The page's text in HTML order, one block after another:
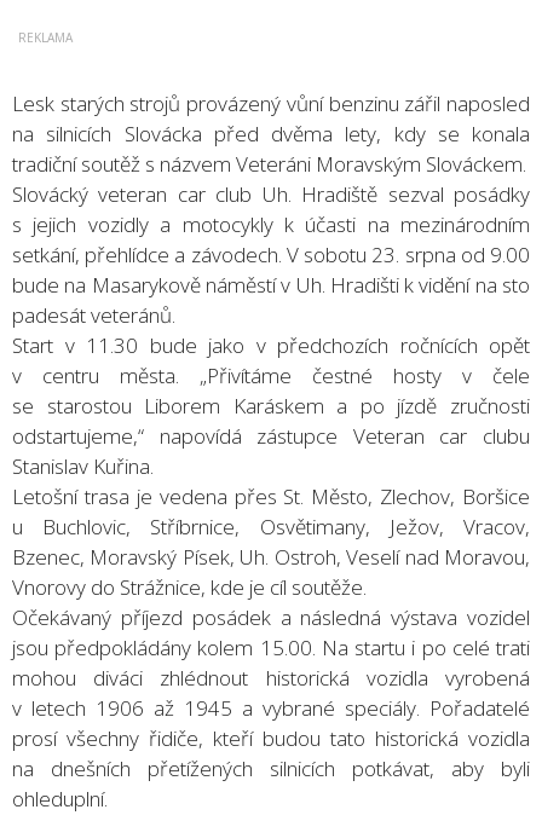
Lesk starých strojů provázený vůní benzinu zářil naposled
na silnicích Slovácka před dvěma lety, kdy se konala
tradiční soutěž s názvem Veteráni Moravským Slováckem.
Slovácký veteran car club Uh. Hradiště sezval posádky
s jejich vozidly a motocykly k účasti na mezinárodním
setkání, přehlídce a závodech. V sobotu 23. srpna od 9.00
bude na Masarykově náměstí v Uh. Hradišti k vidění na sto
padesát veteránů.
Start v 11.30 bude jako v předchozích ročnících opět
v centru města. „Přivítáme čestné hosty v čele
se starostou Liborem Karáskem a po jízdě zručnosti
odstartujeme,“ napovídá zástupce Veteran car clubu
Stanislav Kuřina.
Letošní trasa je vedena přes St. Město, Zlechov, Boršice
u Buchlovic, Stříbrnice, Osvětimany, Ježov, Vracov,
Bzenec, Moravský Písek, Uh. Ostroh, Veselí nad Moravou,
Vnorovy do Strážnice, kde je cíl soutěže.
Očekávaný příjezd posádek a následná výstava vozidel
jsou předpokládány kolem 15.00. Na startu i po celé trati
mohou diváci zhlédnout historická vozidla vyrobená
v letech 1906 až 1945 a vybrané speciály. Pořadatelé
prosí všechny řidiče, kteří budou tato historická vozidla
na dnešních přetížených silnicích potkávat, aby byli
ohleduplní.